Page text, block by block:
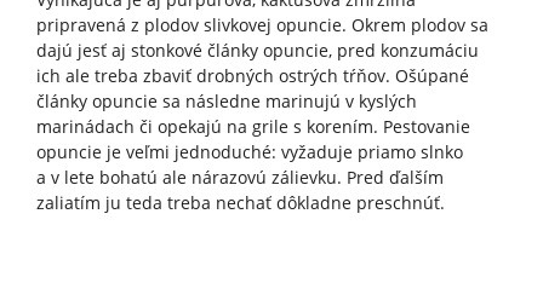
pripravená z plodov slivkovej opuncie. Okrem plodov sa
dajú jesť aj stonkové články opuncie, pred konzumáciu
ich ale treba zbaviť drobných ostrých tŕňov. Ošúpané
články opuncie sa následne marinujú v kyslých
marinádach či opekajú na grile s korením. Pestovanie
opuncie je veľmi jednoduché: vyžaduje priamo slnko
a v lete bohatú ale nárazovú zálievku. Pred ďalším
zaliatím ju teda treba nechať dôkladne preschnúť.